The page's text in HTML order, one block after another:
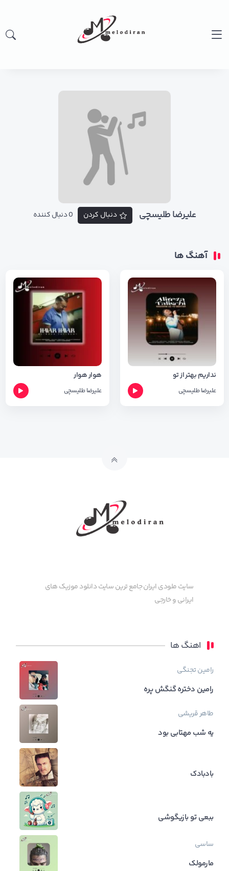
علیرضا طلیسچی دنبال کردن 0 دنبال کننده
آهنگ ها
نداریم بهتر از تو
علیرضا طلیسچی
هوار هوار
علیرضا طلیسچی
سایت ملودی ایران جامع ترین سایت دانلود موزیک های
ایرانی و خارجی
اهنگ ها
رامین تجنگی
رامین دختره گنگش پره
طاهر قریشی
یه شب مهتابی بود
بادبادک
ببعی تو بازیگوشی
ساسی
مارمولک